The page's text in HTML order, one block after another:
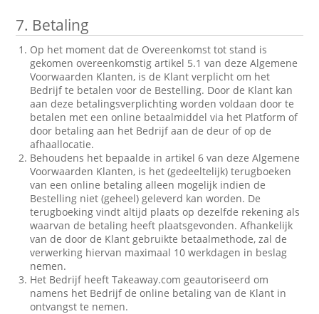
7. Betaling
Op het moment dat de Overeenkomst tot stand is
gekomen overeenkomstig artikel 5.1 van deze Algemene
Voorwaarden Klanten, is de Klant verplicht om het
Bedrijf te betalen voor de Bestelling. Door de Klant kan
aan deze betalingsverplichting worden voldaan door te
betalen met een online betaalmiddel via het Platform of
door betaling aan het Bedrijf aan de deur of op de
afhaallocatie.
Behoudens het bepaalde in artikel 6 van deze Algemene
Voorwaarden Klanten, is het (gedeeltelijk) terugboeken
van een online betaling alleen mogelijk indien de
Bestelling niet (geheel) geleverd kan worden. De
terugboeking vindt altijd plaats op dezelfde rekening als
waarvan de betaling heeft plaatsgevonden. Afhankelijk
van de door de Klant gebruikte betaalmethode, zal de
verwerking hiervan maximaal 10 werkdagen in beslag
nemen.
Het Bedrijf heeft Takeaway.com geautoriseerd om
namens het Bedrijf de online betaling van de Klant in
ontvangst te nemen.